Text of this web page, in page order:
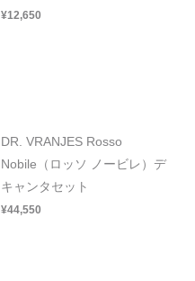
¥12,650
DR. VRANJES Rosso
Nobile（ロッソ ノービレ）デ
キャンタセット
¥44,550